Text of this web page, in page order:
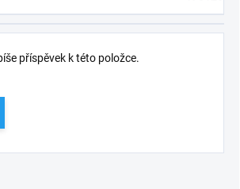
příspěvek k této položce.